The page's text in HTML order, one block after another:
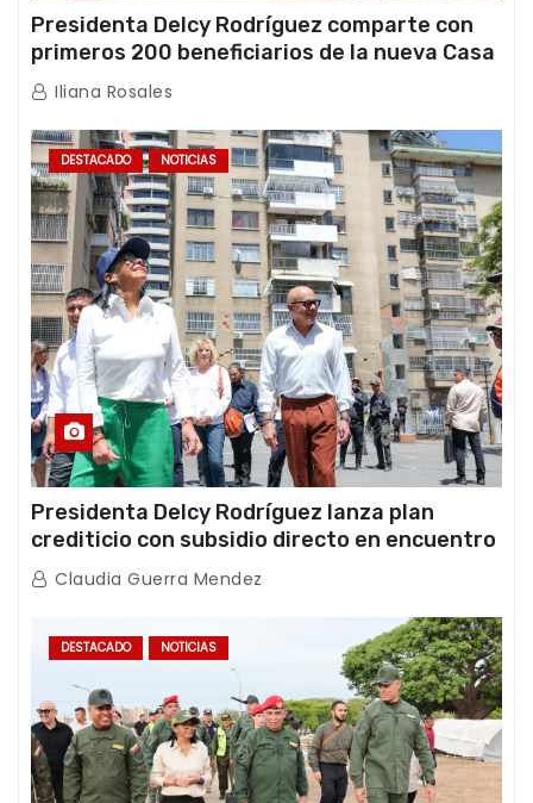
Presidenta Delcy Rodríguez comparte con
primeros 200 beneficiarios de la nueva Casa
de los Abuelos “La Primavera” en Caracas
Iliana Rosales
DESTACADO NOTICIAS
Presidenta Delcy Rodríguez lanza plan
crediticio con subsidio directo en encuentro
con Juntas de Condominio
Claudia Guerra Mendez
DESTACADO NOTICIAS